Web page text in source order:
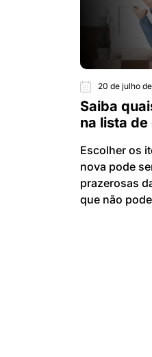
20 de julho
Saiba
na lista
Escolher os
nova pode
prazerosas
que não